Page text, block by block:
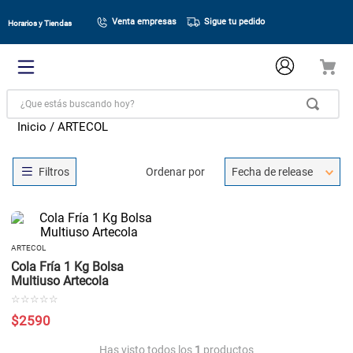
Horarios y Tiendas Venta empresas Sigue tu pedido
¿Que estás buscando hoy?
ARTECOL
Ordenar por Fecha de release
ARTECOL
Cola Fría 1 Kg Bolsa
Multiuso Artecola
☆ ☆ ☆ ☆ ☆
$2590
Has visto todos los 1 productos